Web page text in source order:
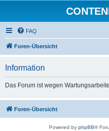
FAQ
Foren-Übersicht
Information
Das Forum ist wegen
Foren-Übersicht
Powered by phpBB®